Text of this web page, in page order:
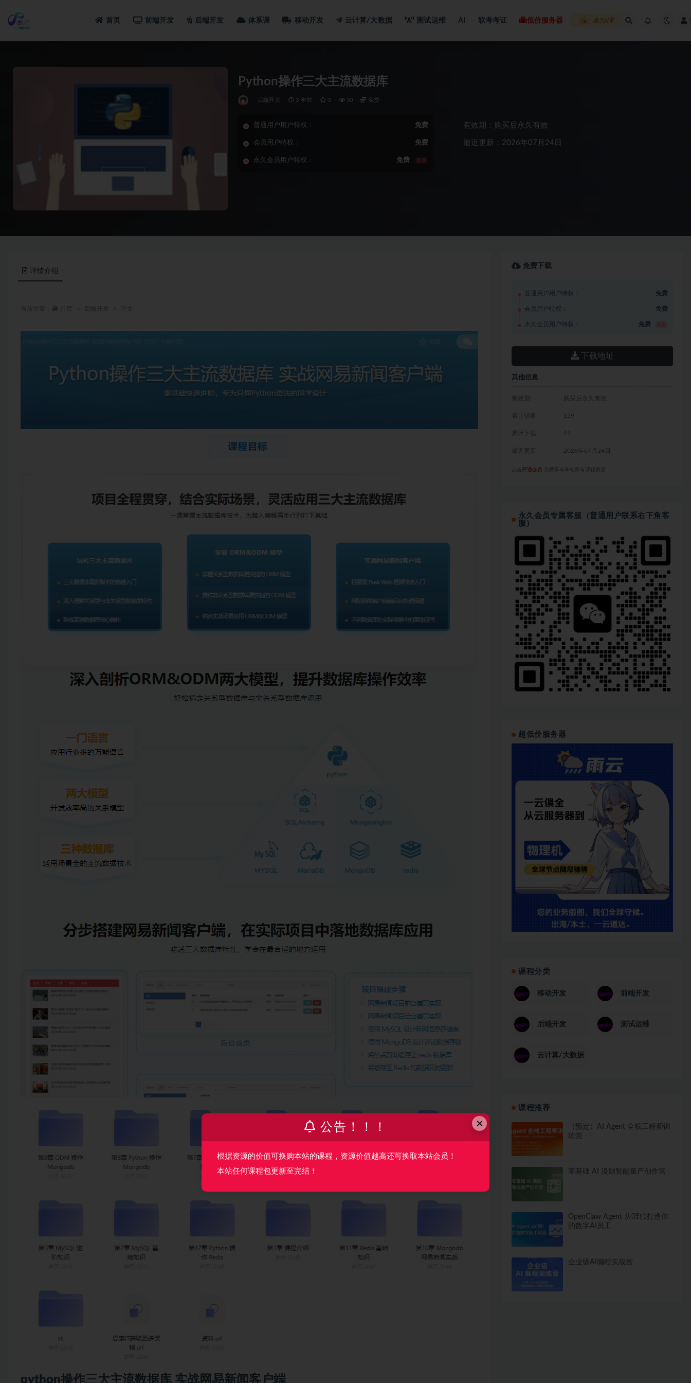
首页 前端开发 后端开发 体系课 移动开发 云计算/大数据 测试运维 AI 软考考证 低价服务器 成为VIP
Python操作三大主流数据库
后端开发 3 年前 0 30 免费
普通用户用户特权： 免费
会员用户特权： 免费
永久会员用户特权： 免费 推荐
有效期：购买后永久有效
最近更新：2026年07月24日
详情介绍
python操作三大主流数据库 实战网易新闻客户端
免费下载
普通用户用户特权： 免费
会员用户特权： 免费
永久会员用户特权： 免费
下载地址
其他信息
有效期 购买后永久有效
累计销量 159
累计下载 11
最近更新 2026年07月24日
点击开通会员 免费享有本站所有课程资源
永久会员专属客服（普通用户联系右下角客
服）
超低价服务器
课程分类
移动开发 前端开发
后端开发 测试运维
云计算/大数据
课程推荐
（预定）AI Agent 全栈工程师训
练营
零基础 AI 漫剧智能量产创作营
OpenClaw Agent 从0到1打造你
的数字AI员工
企业级AI编程实战营
×
公告！！！
根据资源的价值可换购本站的课程，资源价值越高还可换取本站会员！
本站任何课程包更新至完结！